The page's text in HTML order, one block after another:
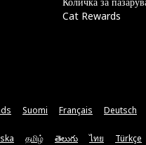
Cat Rewards
Suomi Français Deutsch
தமிழ் తెలుగు ไทย Türkçe